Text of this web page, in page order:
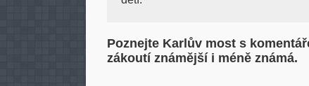
Poznejte Karlův most s
zákoutí známější i méně známá.